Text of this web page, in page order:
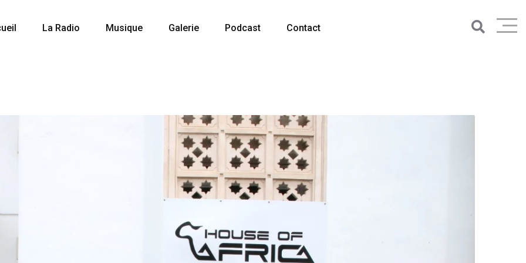
La Radio Musique Galerie Podcast Contact